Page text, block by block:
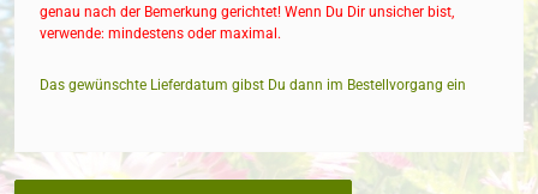
genau nach der Bemerkung gerichtet! Wenn Du Dir unsicher bist,
verwende: mindestens oder maximal.
Das gewünschte Lieferdatum gibst Du dann im Bestellvorgang ein